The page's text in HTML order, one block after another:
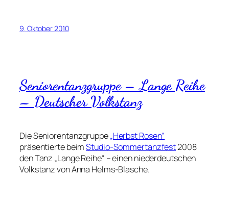
9. Oktober 2010
Seniorentanzgruppe – Lange Reihe
– Deutscher Volkstanz
Die Seniorentanzgruppe„Herbst Rosen“
präsentierte beimStudio-Sommertanzfest2008
den Tanz „Lange Reihe“ – einen niederdeutschen
Volkstanz von Anna Helms-Blasche.